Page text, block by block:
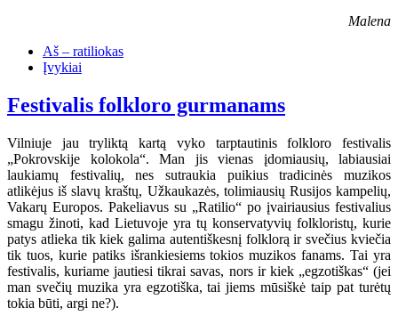
Malena
Aš – ratiliokas
Įvykiai
Festivalis folkloro gurmanams
Vilniuje jau tryliktą kartą vyko tarptautinis folkloro festivalis
„Pokrovskije kolokola“. Man jis vienas įdomiausių, labiausiai
laukiamų festivalių, nes sutraukia puikius tradicinės muzikos
atlikėjus iš slavų kraštų, Užkaukazės, tolimiausių Rusijos kampelių,
Vakarų Europos. Pakeliavus su „Ratilio“ po įvairiausius festivalius
smagu žinoti, kad Lietuvoje yra tų konservatyvių folkloristų, kurie
patys atlieka tik kiek galima autentiškesnį folklorą ir svečius kviečia
tik tuos, kurie patiks išrankiesiems tokios muzikos fanams. Tai yra
festivalis, kuriame jautiesi tikrai savas, nors ir kiek „egzotiškas“ (jei
man svečių muzika yra egzotiška, tai jiems mūsiškė taip pat turėtų
tokia būti, argi ne?).